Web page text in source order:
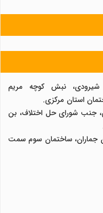
شهید شیرودی، نبش کوچه مریم
استان مرکزی.
فرمانداری، جنب شورای حل اختلاف، بن
جماران، ساختمان سوم سمت